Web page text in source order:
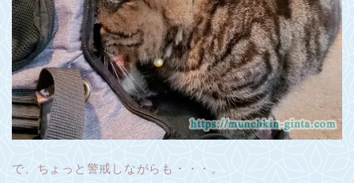
で、ちょっと警戒しながらも・・・。